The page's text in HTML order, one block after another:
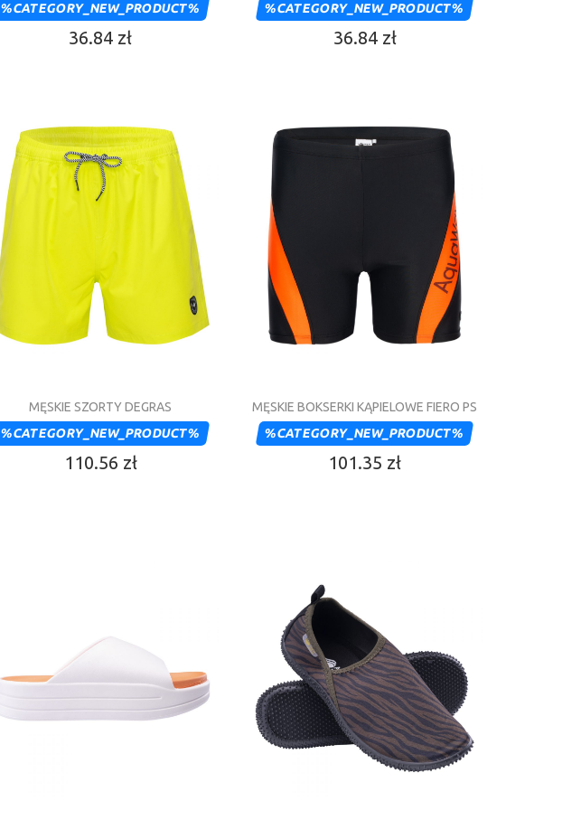
%CATEGORY_NEW_PRODUCT%
36.84 zł
%CATEGORY_NEW_PRODUCT%
36.84 zł
MĘSKIE SZORTY DEGRAS
%CATEGORY_NEW_PRODUCT%
110.56 zł
MĘSKIE BOKSERKI KĄPIELOWE FIERO PS
%CATEGORY_NEW_PRODUCT%
101.35 zł